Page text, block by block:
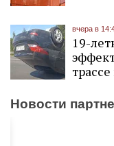
вчера в
19-
Новости